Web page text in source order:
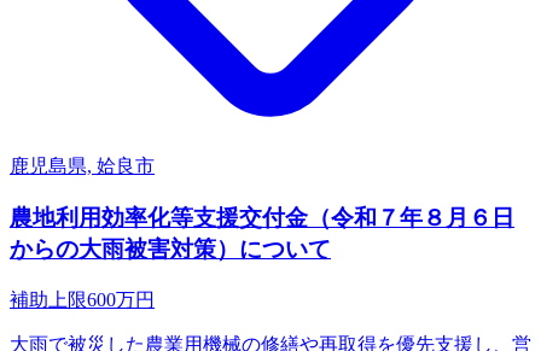
鹿児島県, 姶良市
農地利用効率化等支援交付金（令和７年８月６日
からの大雨被害対策）について
補助上限600万円
大雨で被災した農業用機械の修繕や再取得を優先支援し、営